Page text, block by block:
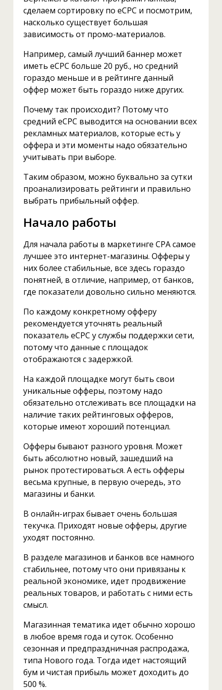
сделаем сортировку по eCPC и посмотрим,
насколько существует большая
зависимость от промо-материалов.
Например, самый лучший баннер может
иметь eCPC больше 20 руб., но средний
гораздо меньше и в рейтинге данный
оффер может быть гораздо ниже других.
Почему так происходит? Потому что
средний eCPC выводится на основании всех
рекламных материалов, которые есть у
оффера и эти моменты надо обязательно
учитывать при выборе.
Таким образом, можно буквально за сутки
проанализировать рейтинги и правильно
выбрать прибыльный оффер.
Начало работы
Для начала работы в маркетинге CPA самое
лучшее это интернет-магазины. Офферы у
них более стабильные, все здесь гораздо
понятней, в отличие, например, от банков,
где показатели довольно сильно меняются.
По каждому конкретному офферу
рекомендуется уточнять реальный
показатель eCPC у службы поддержки сети,
потому что данные с площадок
отображаются с задержкой.
На каждой площадке могут быть свои
уникальные офферы, поэтому надо
обязательно отслеживать все площадки на
наличие таких рейтинговых офферов,
которые имеют хороший потенциал.
Офферы бывают разного уровня. Может
быть абсолютно новый, зашедший на
рынок протестироваться. А есть офферы
весьма крупные, в первую очередь, это
магазины и банки.
В онлайн-играх бывает очень большая
текучка. Приходят новые офферы, другие
уходят постоянно.
В разделе магазинов и банков все намного
стабильнее, потому что они привязаны к
реальной экономике, идет продвижение
реальных товаров, и работать с ними есть
смысл.
Магазинная тематика идет обычно хорошо
в любое время года и суток. Особенно
сезонная и предпраздничная распродажа,
типа Нового года. Тогда идет настоящий
бум и чистая прибыль может доходить до
500 %.